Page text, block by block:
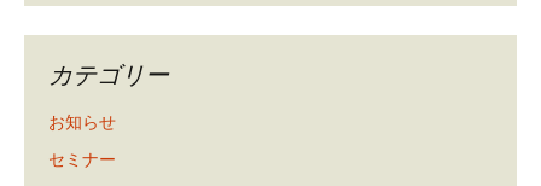
カテゴリー
お知らせ
セミナー